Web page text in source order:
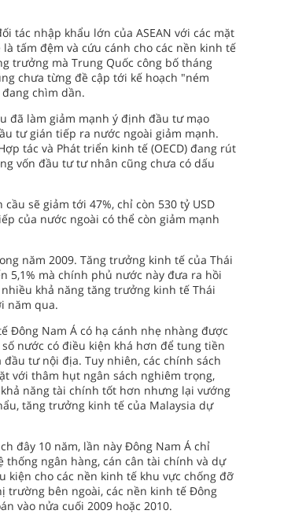
tác nhập khẩu lớn của ASEAN với các mặt
tấm đệm và cứu cánh cho các nền kinh tế
trưởng mà Trung Quốc công bố tháng
chưa từng đề cập tới kế hoạch "ném
chìm dần.
đã làm giảm mạnh ý định đầu tư mạo
tư gián tiếp ra nước ngoài giảm mạnh.
tác và Phát triển kinh tế (OECD) đang rút
vốn đầu tư tư nhân cũng chưa có dấu
sẽ giảm tới 47%, chỉ còn 530 tỷ USD
của nước ngoài có thể còn giảm mạnh
năm 2009. Tăng trưởng kinh tế của Thái
5,1% mà chính phủ nước này đưa ra hồi
khả năng tăng trưởng kinh tế Thái
năm qua.
Đông Nam Á có hạ cánh nhẹ nhàng được
nước có điều kiện khá hơn để tung tiền
tư nội địa. Tuy nhiên, các chính sách
với thâm hụt ngân sách nghiêm trọng,
năng tài chính tốt hơn nhưng lại vướng
tăng trưởng kinh tế của Malaysia dự
đây 10 năm, lần này Đông Nam Á chỉ
thống ngân hàng, cán cân tài chính và dự
cho các nền kinh tế khu vực chống đỡ
trường bên ngoài, các nền kinh tế Đông
vào nửa cuối 2009 hoặc 2010.